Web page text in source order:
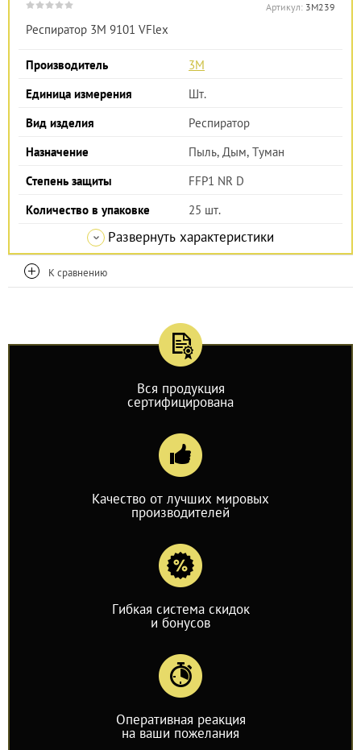
Артикул: 3М239
Респиратор 3М 9101 VFlex
Производитель
3M
Единица измерения
Шт.
Вид изделия
Респиратор
Назначение
Пыль, Дым, Туман
Степень защиты
FFP1 NR D
Количество в упаковке
25 шт.
Развернуть характеристики
К сравнению
Вся продукция
сертифицирована
Качество от лучших мировых
производителей
Гибкая система скидок
и бонусов
Оперативная реакция
на ваши пожелания